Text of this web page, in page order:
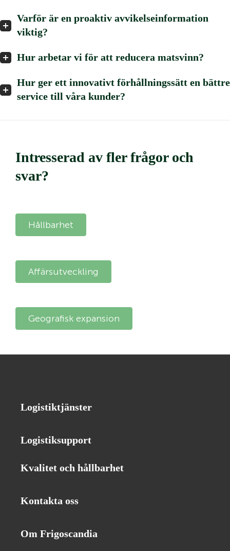
Varför är en proaktiv avvikelseinformation
viktig?
Hur arbetar vi för att reducera matsvinn?
Hur ger ett innovativt förhållningssätt en bättre
service till våra kunder?
Intresserad av fler frågor och
svar?
Hållbarhet
Affärsutveckling
Geografisk expansion
Logistiktjänster
Logistiksupport
Kvalitet och hållbarhet
Kontakta oss
Om Frigoscandia